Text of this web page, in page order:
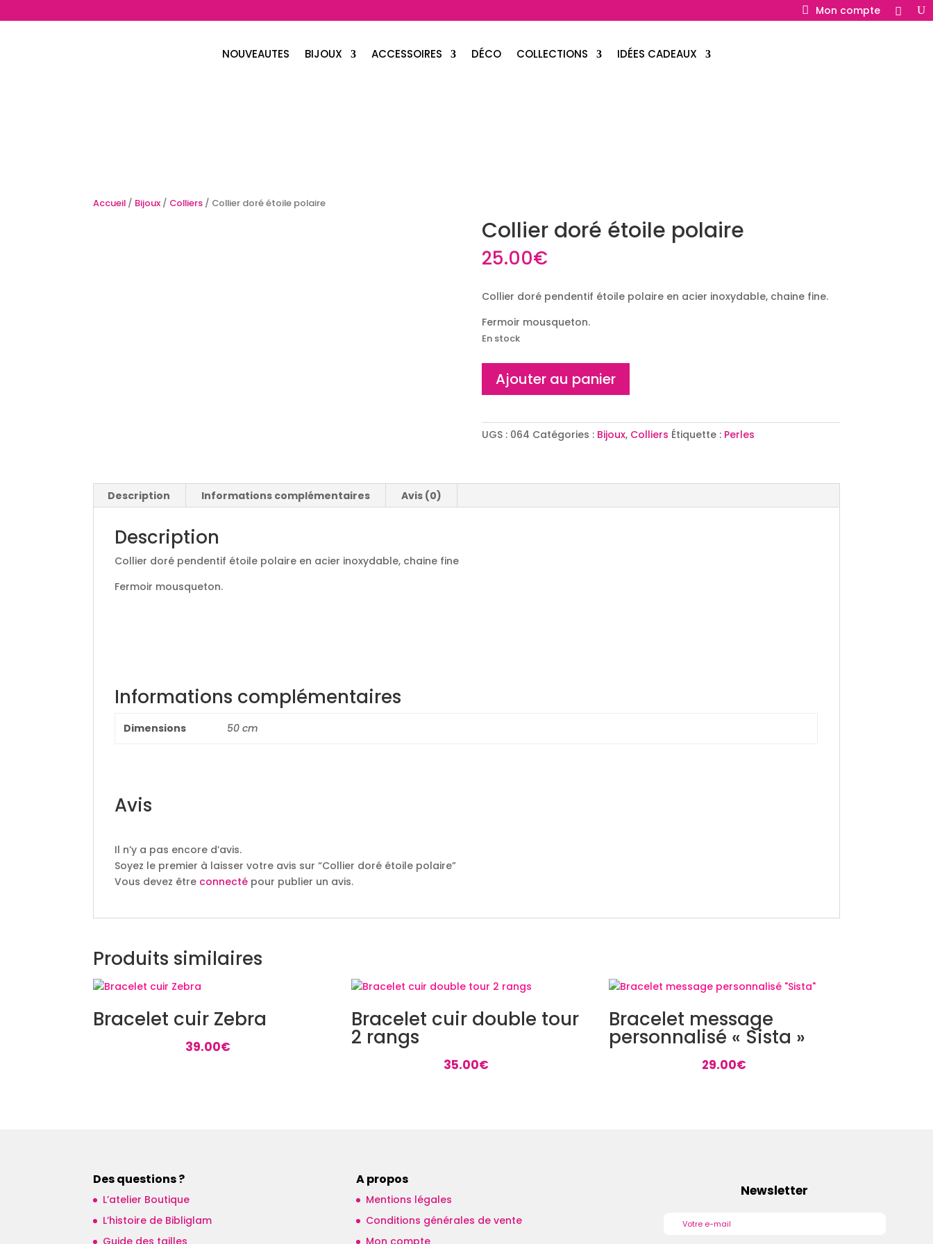
Mon compte
NOUVEAUTES BIJOUX ACCESSOIRES DÉCO COLLECTIONS IDÉES CADEAUX
Accueil / Bijoux / Colliers / Collier doré étoile polaire
Collier doré étoile polaire
25.00€
Collier doré pendentif étoile polaire en acier inoxydable, chaine fine.
Fermoir mousqueton.
En stock
quantité
étoile
Ajouter au panier
UGS : 064 Catégories : Bijoux, Colliers Étiquette : Perles
Description Informations complémentaires Avis (0)
Description
Collier doré pendentif étoile polaire en acier inoxydable, chaine fine
Fermoir mousqueton.
Informations complémentaires
Dimensions 50 cm
Avis
Il n’y a pas encore d’avis.
Soyez le premier à laisser votre avis sur “Collier doré étoile polaire”
Vous devez être connecté pour publier un avis.
Produits similaires
Bracelet cuir Zebra
39.00€
Bracelet cuir double tour
2 rangs
35.00€
Bracelet message
personnalisé « Sista »
29.00€
Des questions ?
L’atelier Boutique
L’histoire de Bibliglam
A propos
Mentions légales
Conditions générales de vente
Newsletter